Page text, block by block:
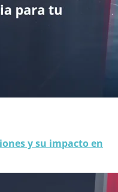
y su impacto en